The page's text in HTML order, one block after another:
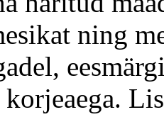
ning